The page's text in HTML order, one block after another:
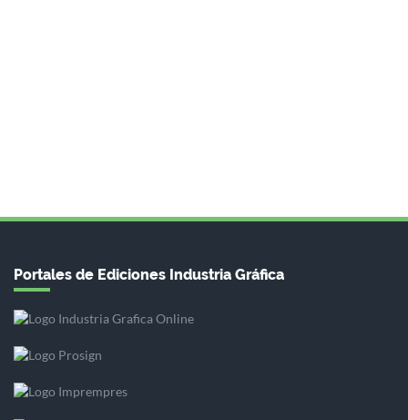
Portales de Ediciones Industria Gráfica